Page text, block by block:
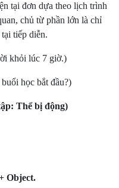
tại đơn dựa theo lịch trình
chủ từ phần lớn là chỉ
tiếp diễn.
khỏi lúc 7 giờ.)
học bắt đầu?)
Thể bị động)
Object.